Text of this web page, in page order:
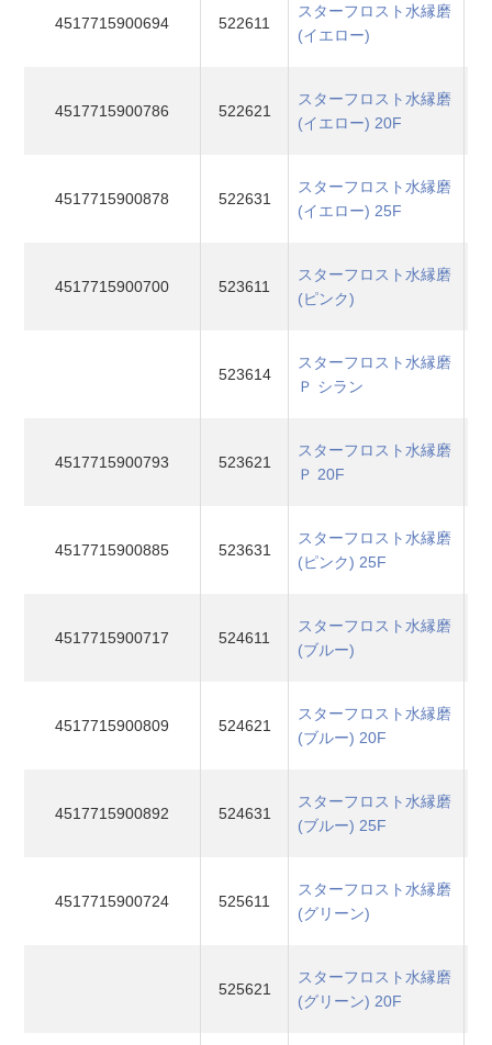
4517715900694 522611
スターフロスト水縁磨
(イエロー)
4517715900786 522621
スターフロスト水縁磨
(イエロー) 20F
4517715900878 522631
スターフロスト水縁磨
(イエロー) 25F
4517715900700 523611
スターフロスト水縁磨
(ピンク)
523614
スターフロスト水縁磨
Ｐ シラン
4517715900793 523621
スターフロスト水縁磨
Ｐ 20F
4517715900885 523631
スターフロスト水縁磨
(ピンク) 25F
4517715900717 524611
スターフロスト水縁磨
(ブルー)
4517715900809 524621
スターフロスト水縁磨
(ブルー) 20F
4517715900892 524631
スターフロスト水縁磨
(ブルー) 25F
4517715900724 525611
スターフロスト水縁磨
(グリーン)
525621
スターフロスト水縁磨
(グリーン) 20F